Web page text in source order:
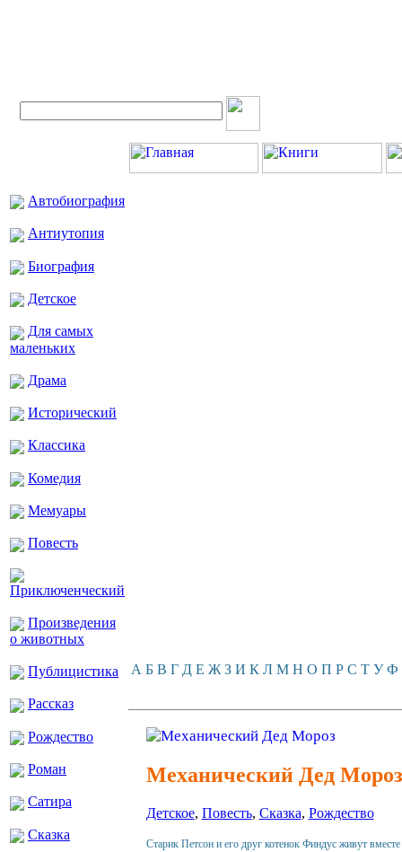
Автобиография
Антиутопия
Биография
Детское
Для самых
маленьких
Драма
Исторический
Классика
Комедия
Мемуары
Повесть
Приключенческий
Произведения
о животных
Публицистика
Рассказ
Рождество
Роман
Сатира
Сказка
А Б В Г Д Е Ж З И К Л М Н О П Р С Т У Ф
Механический Дед Мороз
Детское, Повесть, Сказка, Рождество
Старик Петсон и его друг котенок Финдус живут